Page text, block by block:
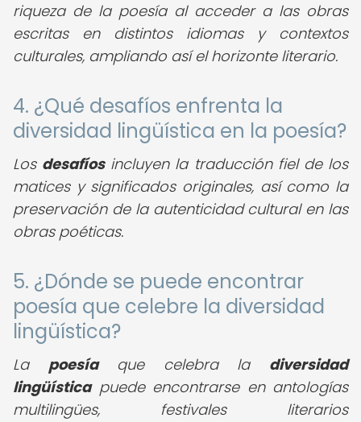
riqueza de la poesía al acceder a las obras
escritas en distintos idiomas y contextos
culturales, ampliando así el horizonte literario.
4. ¿Qué desafíos enfrenta la
diversidad lingüística en la poesía?
Los desafíosincluyen la traducción fiel de los
matices y significados originales, así como la
preservación de la autenticidad cultural en las
obras poéticas.
5. ¿Dónde se puede encontrar
poesía que celebre la diversidad
lingüística?
La poesíaque celebra la diversidad
lingüísticapuede encontrarse en antologías
multilingües, festivales literarios